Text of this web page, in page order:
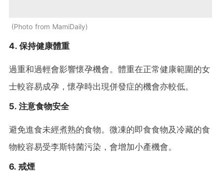
Photo from MamiDaily
4. 保持健康體重
過重和過輕會影響懷孕機會。體重在正常健康範圍的女
士較容易成孕，懷孕時出現併發症的機會亦較低。
5. 注意食物安全
避免進食未經煮熟的食物。微凍的即食食物及冷藏的食
物較容易受李斯特菌污染，會增加小產機會。
6. 戒煙